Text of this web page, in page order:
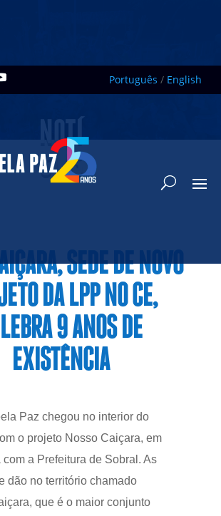
Português / English
NOTÍ
CIAS
SEDE DE NOVO
DA LPP NO CE,
9 ANOS DE
EXISTÊNCIA
Paz chegou no interior do
o projeto Nosso Caiçara, em
com a Prefeitura de Sobral. As
dão no território chamado
que é o maior conjunto